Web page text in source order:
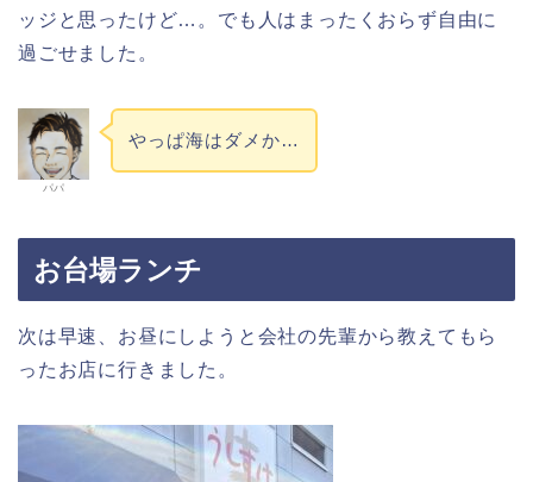
ッジと思ったけど…。でも人はまったくおらず自由に
過ごせました。
パパ
やっぱ海はダメか…
お台場ランチ
次は早速、お昼にしようと会社の先輩から教えてもら
ったお店に行きました。